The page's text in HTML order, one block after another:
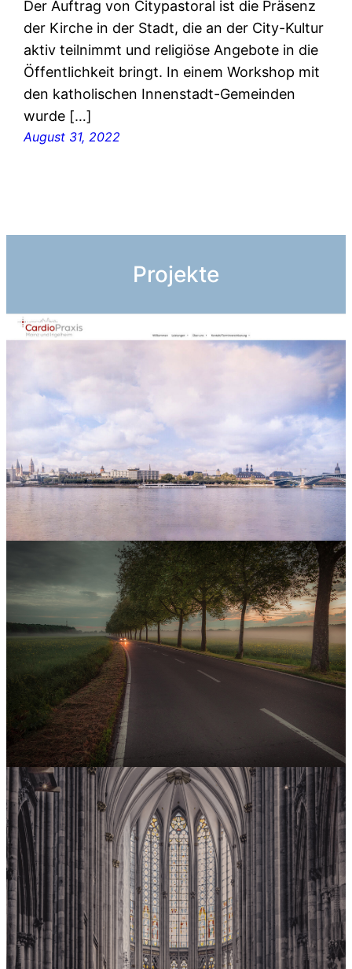
Der Auftrag von Citypastoral ist die Präsenz
der Kirche in der Stadt, die an der City-Kultur
aktiv teilnimmt und religiöse Angebote in die
Öffentlichkeit bringt. In einem Workshop mit
den katholischen Innenstadt-Gemeinden
wurde […]
August 31, 2022
Projekte